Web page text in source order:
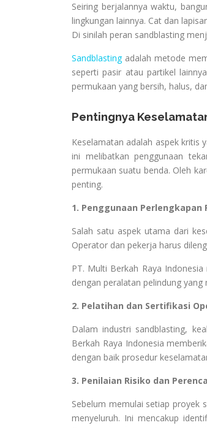
Seiring berjalannya waktu,
lingkungan lainnya. Cat dan
Di sinilah peran sandblasting
Sandblastingadalah metode
seperti pasir atau partikel
permukaan yang bersih, halus,
Pentingnya
Keselamatan adalah aspek kritis
ini melibatkan penggunaan
permukaan suatu benda. Oleh
penting.
1. Penggunaan
Salah satu aspek utama dari
Operator dan pekerja harus
PT. Multi Berkah Raya
dengan peralatan pelindung
2. Pelatihan dan Sertifikasi
Dalam industri sandblasting,
Berkah Raya Indonesia
dengan baik prosedur
3. Penilaian Risiko dan
Sebelum memulai setiap proyek
menyeluruh. Ini mencakup